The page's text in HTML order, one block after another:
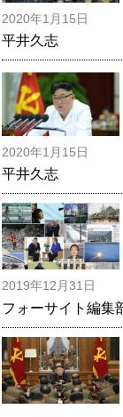
2020年1月15日
平井久志
2020年1月15日
平井久志
2019年12月31日
フォーサイト編集